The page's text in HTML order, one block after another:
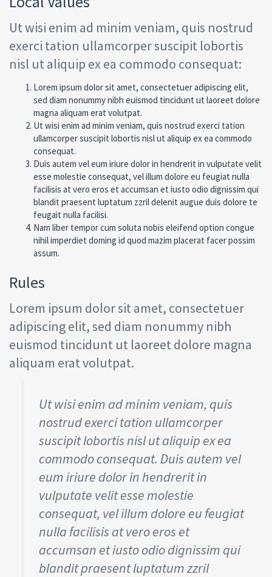
Ut wisi enim ad minim veniam, quis nostrud
exerci tation ullamcorper suscipit lobortis
nisl ut aliquip ex ea commodo consequat:
Lorem ipsum dolor sit amet, consectetuer adipiscing elit,
sed diam nonummy nibh euismod tincidunt ut laoreet dolore
magna aliquam erat volutpat.
Ut wisi enim ad minim veniam, quis nostrud exerci tation
ullamcorper suscipit lobortis nisl ut aliquip ex ea commodo
consequat.
Duis autem vel eum iriure dolor in hendrerit in vulputate velit
esse molestie consequat, vel illum dolore eu feugiat nulla
facilisis at vero eros et accumsan et iusto odio dignissim qui
blandit praesent luptatum zzril delenit augue duis dolore te
feugait nulla facilisi.
Nam liber tempor cum soluta nobis eleifend option congue
nihil imperdiet doming id quod mazim placerat facer possim
assum.
Rules
Lorem ipsum dolor sit amet, consectetuer
adipiscing elit, sed diam nonummy nibh
euismod tincidunt ut laoreet dolore magna
aliquam erat volutpat.
Ut wisi enim ad minim veniam, quis
nostrud exerci tation ullamcorper
suscipit lobortis nisl ut aliquip ex ea
commodo consequat. Duis autem vel
eum iriure dolor in hendrerit in
vulputate velit esse molestie
consequat, vel illum dolore eu feugiat
nulla facilisis at vero eros et
accumsan et iusto odio dignissim qui
blandit praesent luptatum zzril